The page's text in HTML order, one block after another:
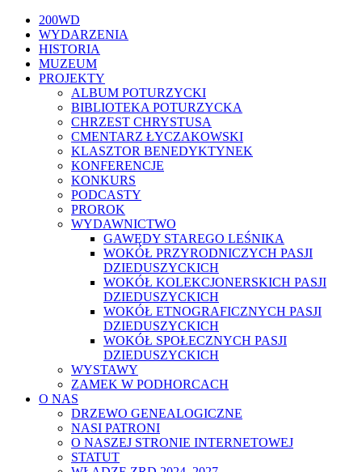
Close
Menu
200WD
WYDARZENIA
HISTORIA
MUZEUM
PROJEKTY
ALBUM POTURZYCKI
BIBLIOTEKA POTURZYCKA
CHRZEST CHRYSTUSA
CMENTARZ ŁYCZAKOWSKI
KLASZTOR BENEDYKTYNEK
KONFERENCJE
KONKURS
PODCASTY
PROROK
WYDAWNICTWO
GAWĘDY STAREGO LEŚNIKA
WOKÓŁ PRZYRODNICZYCH PASJI
DZIEDUSZYCKICH
WOKÓŁ KOLEKCJONERSKICH PASJI
DZIEDUSZYCKICH
WOKÓŁ ETNOGRAFICZNYCH PASJI
DZIEDUSZYCKICH
WOKÓŁ SPOŁECZNYCH PASJI
DZIEDUSZYCKICH
WYSTAWY
ZAMEK W PODHORCACH
O NAS
DRZEWO GENEALOGICZNE
NASI PATRONI
O NASZEJ STRONIE INTERNETOWEJ
STATUT